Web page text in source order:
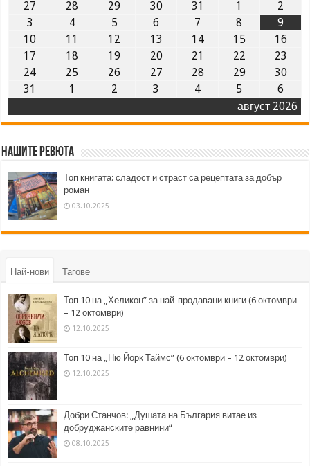
август 2026
27 28 29 30 31 1
2
3
4 5 6 7 8
9
10
11 12 13 14 15
16
17
18 19 20 21 22
23
24
25 26 27 28 29
30
31
1 2 3 4 5 6
Нашите ревюта
Топ книгата: сладост и страст са рецептата за добър
роман
03.10.2025
Най-нови Тагове
Топ 10 на „Хеликон” за най-продавани книги (6 октомври
– 12 октомври)
12.10.2025
Топ 10 на „Ню Йорк Таймс” (6 октомври – 12 октомври)
12.10.2025
Добри Станчов: „Душата на България витае из
добруджанските равнини“
08.10.2025